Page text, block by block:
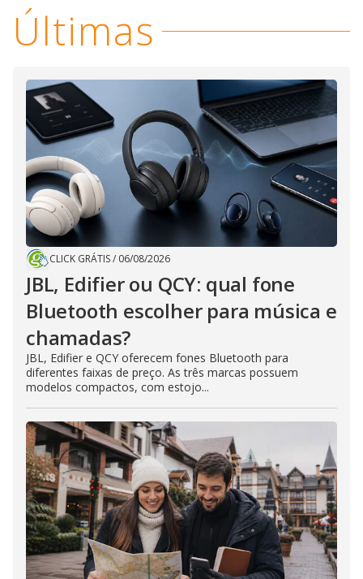
Últimas
CLICK GRÁTIS/ 06/08/2026
JBL, Edifier ou QCY: qual fone
Bluetooth escolher para música e
chamadas?
JBL, Edifier e QCY oferecem fones Bluetooth para
diferentes faixas de preço. As três marcas possuem
modelos compactos, com estojo...